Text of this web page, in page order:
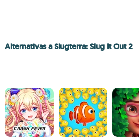
Alternativas a Slugterra: Slug It Out 2